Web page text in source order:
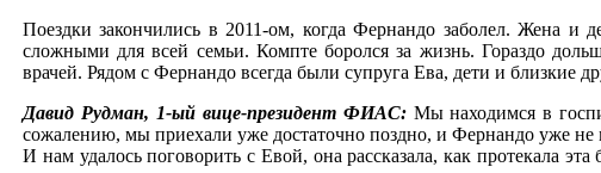
Поездки закончились в 2011-ом, когда Фернандо заболел. Жена и
сложными для всей семьи. Компте боролся за жизнь. Гораздо
врачей. Рядом с Фернандо всегда были супруга Ева, дети и близкие
Давид Рудман, 1-ый вице-президент ФИАС:Мы находимся в
сожалению, мы приехали уже достаточно поздно, и Фернандо уже не
И нам удалось поговорить с Евой, она рассказала, как протекала